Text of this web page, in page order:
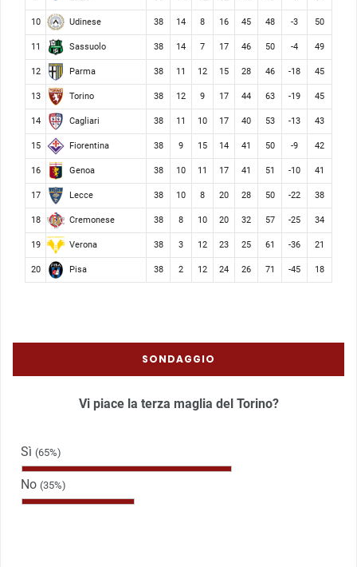
10 Udinese 38 14 8 16 45 48 -3 50
11 Sassuolo 38 14 7 17 46 50 -4 49
12 Parma 38 11 12 15 28 46 -18 45
13 Torino 38 12 9 17 44 63 -19 45
14 Cagliari 38 11 10 17 40 53 -13 43
15 Fiorentina 38 9 15 14 41 50 -9 42
16 Genoa 38 10 11 17 41 51 -10 41
17 Lecce 38 10 8 20 28 50 -22 38
18 Cremonese 38 8 10 20 32 57 -25 34
19 Verona 38 3 12 23 25 61 -36 21
20 Pisa 38 2 12 24 26 71 -45 18
SONDAGGIO
Vi piace la terza maglia del Torino?
Sì (65%)
No (35%)